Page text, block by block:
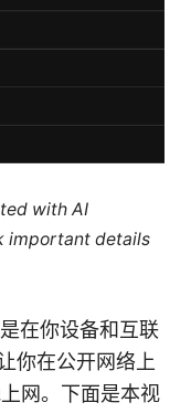
with AI
important details
在你设备和互联
你在公开网络上
网。下面是本视